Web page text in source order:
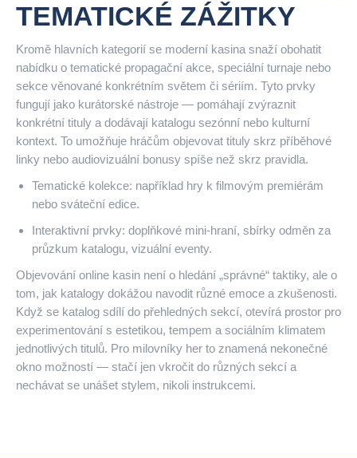
TEMATICKÉ ZÁŽITKY
Kromě hlavních kategorií se moderní kasina snaží obohatit
nabídku o tematické propagační akce, speciální turnaje nebo
sekce věnované konkrétním světem či sériím. Tyto prvky
fungují jako kurátorské nástroje — pomáhají zvýraznit
konkrétní tituly a dodávají katalogu sezónní nebo kulturní
kontext. To umožňuje hráčům objevovat tituly skrz příběhové
linky nebo audiovizuální bonusy spíše než skrz pravidla.
Tematické kolekce: například hry k filmovým premiérám
nebo sváteční edice.
Interaktivní prvky: doplňkové mini‑hraní, sbírky odměn za
průzkum katalogu, vizuální eventy.
Objevování online kasin není o hledání „správné“ taktiky, ale o
tom, jak katalogy dokážou navodit různé emoce a zkušenosti.
Když se katalog sdílí do přehledných sekcí, otevírá prostor pro
experimentování s estetikou, tempem a sociálním klimatem
jednotlivých titulů. Pro milovníky her to znamená nekonečné
okno možností — stačí jen vkročit do různých sekcí a
nechávat se unášet stylem, nikoli instrukcemi.